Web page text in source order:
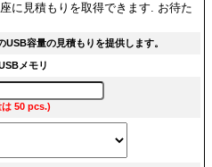
に見積もりを取得できます. お待た
容量の見積もりを提供します。
メモリ
50 pcs.)